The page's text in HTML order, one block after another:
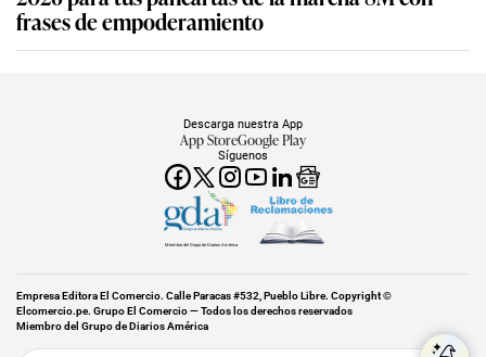
frases de empoderamiento
Síguenos
Descarga nuestra App
App StoreGoogle Play
Miembro del Grupo de Diarios América
Empresa Editora El Comercio. Calle Paracas #532, Pueblo Libre. Copyright ©
Elcomercio.pe. Grupo El Comercio — Todos los derechos reservados
Miembro del Grupo de Diarios América